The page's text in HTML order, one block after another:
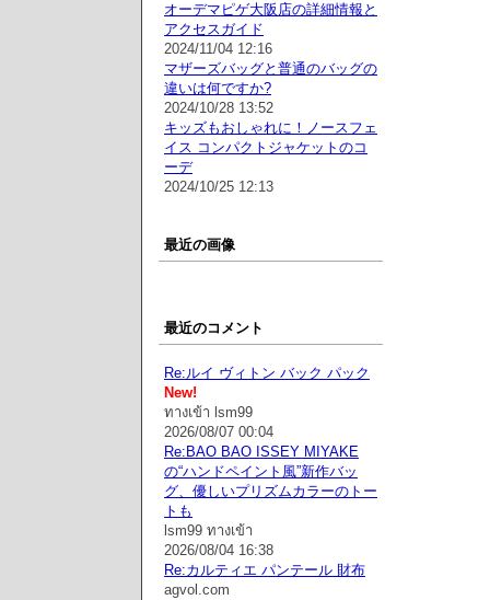
オーデマピゲ大阪店の詳細情報と
アクセスガイド
2024/11/04 12:16
マザーズバッグと普通のバッグの
違いは何ですか?
2024/10/28 13:52
キッズもおしゃれに！ノースフェ
イス コンパクトジャケットのコ
ーデ
2024/10/25 12:13
最近の画像
最近のコメント
Re:ルイ ヴィトン バック パック
New!
ทางเข้า lsm99
2026/08/07 00:04
Re:BAO BAO ISSEY MIYAKE
の“ハンドペイント風”新作バッ
グ、優しいプリズムカラーのトー
トも
lsm99 ทางเข้า
2026/08/04 16:38
Re:カルティエ パンテール 財布
agvol.com